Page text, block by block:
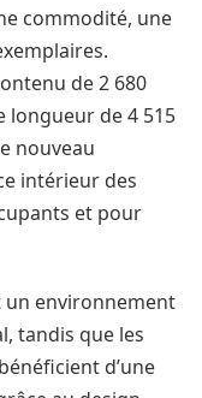
commodité, une
de 2 680
longueur de 4 515
nouveau
intérieur des
et pour
un environnement
tandis que les
d’une